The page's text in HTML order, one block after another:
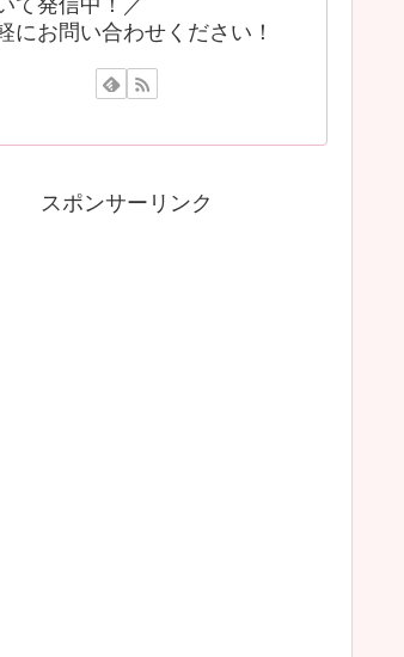
にお問い合わせください！
スポンサーリンク